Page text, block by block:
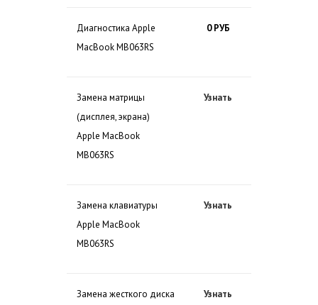
Диагностика Apple
MacBook MB063RS
0 РУБ
Замена матрицы
(дисплея, экрана)
Apple MacBook
MB063RS
Узнать
Замена клавиатуры
Apple MacBook
MB063RS
Узнать
Замена жесткого диска
Узнать